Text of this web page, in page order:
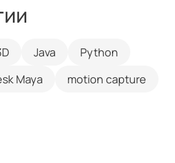
Java
Python
Maya
motion capture